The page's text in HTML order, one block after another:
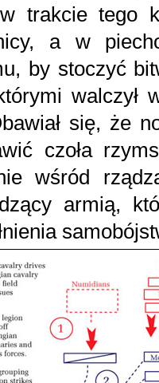
trakcie tego
a w
by stoczyć
walczył
się, że
czoła
wśród
armią,